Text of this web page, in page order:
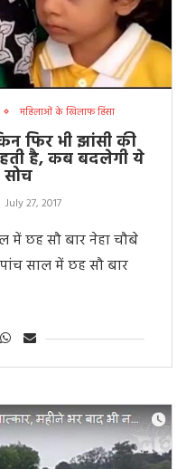
महिलाओं के खिलाफ हिंसा
फिर भी झांसी की
है, कब बदलेगी ये
July 27, 2017
में छह सौ बार नेहा चौबे
साल में छह सौ बार